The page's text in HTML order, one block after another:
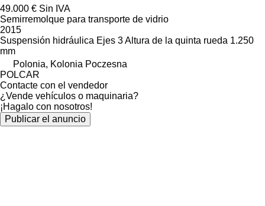
49.000 € Sin IVA
Semirremolque para transporte de vidrio
2015
Suspensión hidráulica Ejes 3Altura de la quinta rueda 1.250
mm
Polonia, Kolonia Poczesna
POLCAR
Contacte con el vendedor
¿Vende vehículos o maquinaria?
¡Hagalo con nosotros!
Publicar el anuncio